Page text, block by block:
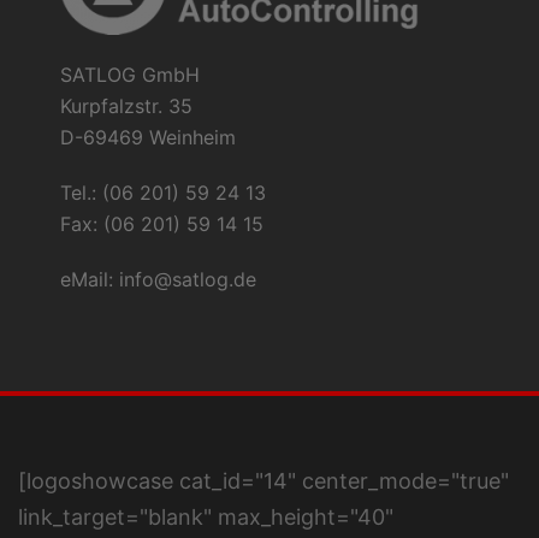
SATLOG GmbH
Kurpfalzstr. 35
D-69469 Weinheim
Tel.: (06 201) 59 24 13
Fax: (06 201) 59 14 15
eMail: info@satlog.de
[logoshowcase cat_id="14" center_mode="true"
link_target="blank" max_height="40"